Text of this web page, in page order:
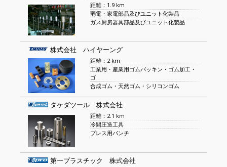
距離：1.9 km
弱電・家電部品及びユニット化製品
ガス厨房器具部品及びユニット化製品
株式会社 ハイヤーング
距離：2 km
工業用・産業用ゴムパッキン・ゴム加工・
ゴ
合成ゴム・天然ゴム・シリコンゴム
タケダツール 株式会社
距離：2.1 km
冷間圧造工具
プレス用パンチ
第一プラスチック 株式会社